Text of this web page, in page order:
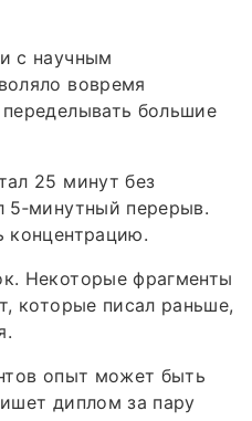
с научным
вовремя
большие
25 минут без
5‑минутный перерыв.
концентрацию.
Некоторые фрагменты
которые писал раньше,
опыт может быть
диплом за пару